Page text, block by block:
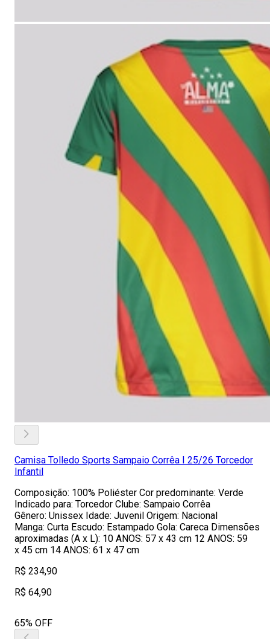
Camisa Tolledo Sports Sampaio Corrêa I 25/26 Torcedor
Infantil
Composição: 100% Poliéster Cor predominante: Verde
Indicado para: Torcedor Clube: Sampaio Corrêa
Gênero: Unissex Idade: Juvenil Origem: Nacional
Manga: Curta Escudo: Estampado Gola: Careca Dimensões
aproximadas (A x L): 10 ANOS: 57 x 43 cm 12 ANOS: 59
x 45 cm 14 ANOS: 61 x 47 cm
R$ 234,90
R$ 64,90
65% OFF